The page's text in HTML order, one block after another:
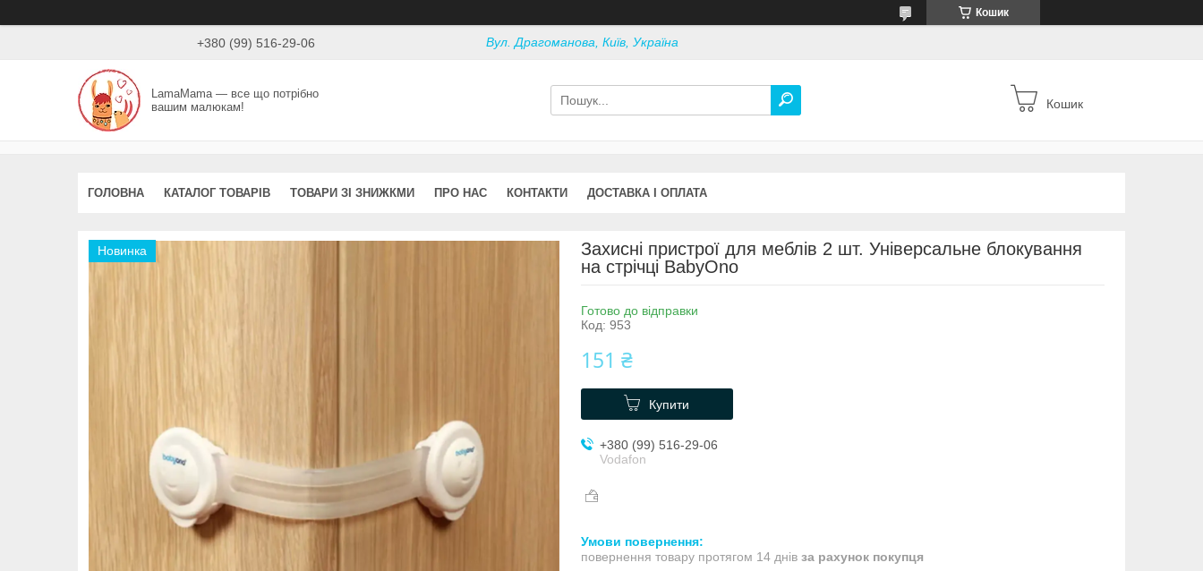
Кошик
+380 (99) 516-29-06 Вул. Драгоманова, Київ, Україна
LamaMama — все що потрібно
вашим малюкам!
Кошик
ГОЛОВНА КАТАЛОГ ТОВАРІВ ТОВАРИ ЗІ ЗНИЖКМИ ПРО НАС КОНТАКТИ ДОСТАВКА І ОПЛАТА
Новинка
Захисні пристрої для меблів 2 шт. Універсальне блокування
на стрічці BabyOno
Готово до відправки
Код: 953
151 ₴
Купити
+380 (99) 516-29-06
Vodafon
повернення товару протягом 14 днів за рахунок покупця